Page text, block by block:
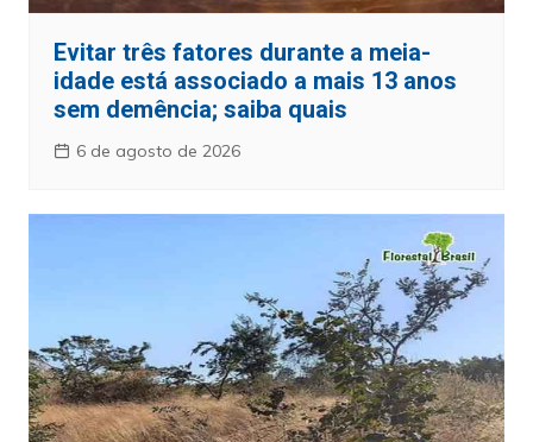
Evitar três fatores durante a meia-
idade está associado a mais 13 anos
sem demência; saiba quais
6 de agosto de 2026